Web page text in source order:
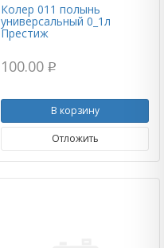
Колер 011 полынь
универсальный 0_1л
Престиж
100.00 p
В корзину
Отложить